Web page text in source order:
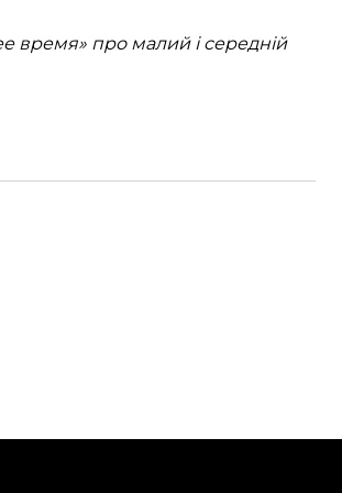
время» про малий і середній